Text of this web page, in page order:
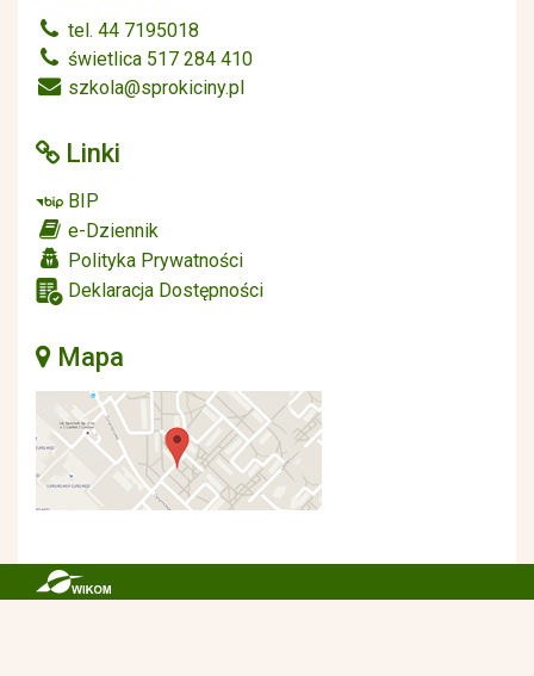
tel. 44 7195018
świetlica 517 284 410
szkola@sprokiciny.pl
Linki
BIP
e-Dziennik
Polityka Prywatności
Deklaracja Dostępności
Mapa